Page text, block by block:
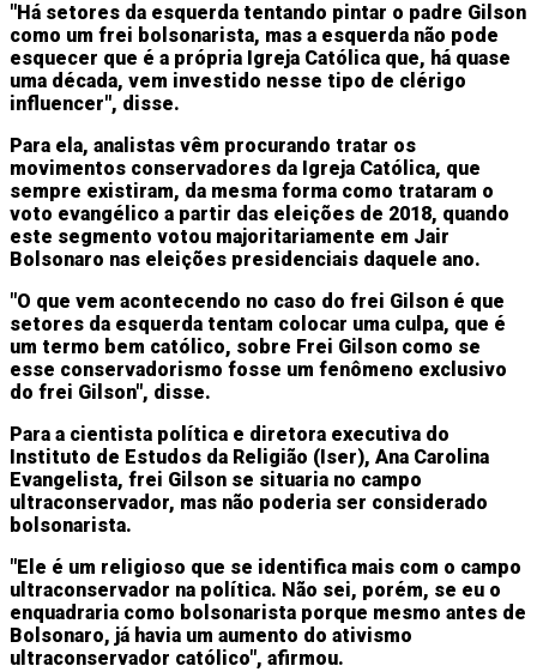
"Há setores da esquerda tentando pintar o padre Gilson
como um frei bolsonarista, mas a esquerda não pode
esquecer que é a própria Igreja Católica que, há quase
uma década, vem investido nesse tipo de clérigo
influencer", disse.
Para ela, analistas vêm procurando tratar os
movimentos conservadores da Igreja Católica, que
sempre existiram, da mesma forma como trataram o
voto evangélico a partir das eleições de 2018, quando
este segmento votou majoritariamente em Jair
Bolsonaro nas eleições presidenciais daquele ano.
"O que vem acontecendo no caso do frei Gilson é que
setores da esquerda tentam colocar uma culpa, que é
um termo bem católico, sobre Frei Gilson como se
esse conservadorismo fosse um fenômeno exclusivo
do frei Gilson", disse.
Para a cientista política e diretora executiva do
Instituto de Estudos da Religião (Iser), Ana Carolina
Evangelista, frei Gilson se situaria no campo
ultraconservador, mas não poderia ser considerado
bolsonarista.
"Ele é um religioso que se identifica mais com o campo
ultraconservador na política. Não sei, porém, se eu o
enquadraria como bolsonarista porque mesmo antes de
Bolsonaro, já havia um aumento do ativismo
ultraconservador católico", afirmou.